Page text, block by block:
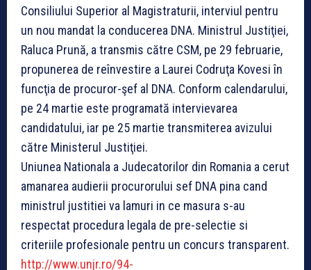
Consiliului Superior al Magistraturii, interviul pentru
un nou mandat la conducerea DNA. Ministrul Justiţiei,
Raluca Prună, a transmis către CSM, pe 29 februarie,
propunerea de reînvestire a Laurei Codruţa Kovesi în
funcţia de procuror-şef al DNA. Conform calendarului,
pe 24 martie este programată intervievarea
candidatului, iar pe 25 martie transmiterea avizului
către Ministerul Justiţiei.
Uniunea Nationala a Judecatorilor din Romania a cerut
amanarea audierii procurorului sef DNA pina cand
ministrul justitiei va lamuri in ce masura s-au
respectat procedura legala de pre-selectie si
criteriile profesionale pentru un concurs transparent.
http://www.unjr.ro/94-